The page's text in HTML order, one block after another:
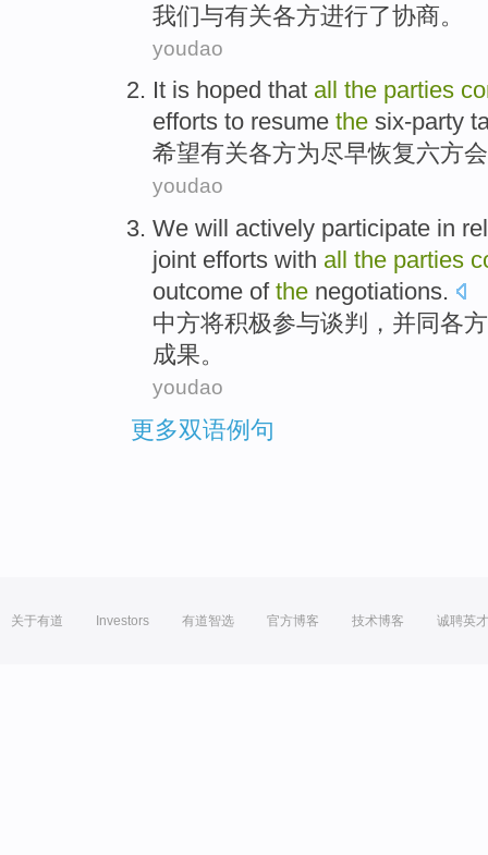
我们与有关各方进行了协商。
youdao
It is hoped that all the parties
efforts to resume the six-party
希望有关各方为尽早恢复六方
youdao
We will actively participate in
joint efforts with all the parties
outcome of the negotiations.
中方将积极参与谈判 ， 并同 各方
成果。
youdao
更多双语例句
关于有道 Investors 有道智选 官方博客 技术博客 诚聘英才